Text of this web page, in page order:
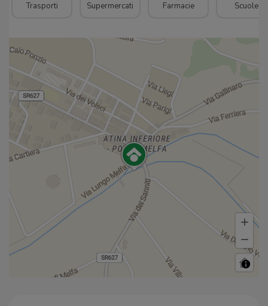
Trasporti Supermercati Farmacie Scuole